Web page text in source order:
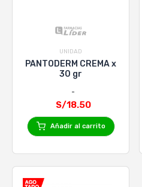
UNIDAD
PANTODERM CREMA x
30 gr
S/18.50
Añadir al carrito